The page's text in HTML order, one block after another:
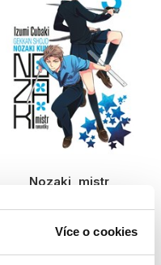
Více o cookies
Nozaki, mistr